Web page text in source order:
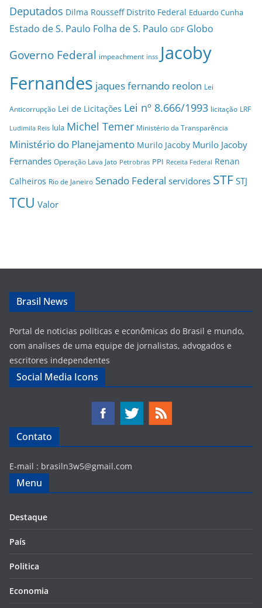
Deputados Dilma Rousseff Distrito Federal Eduardo Cunha
Estado de S. Paulo Folha de S. Paulo GDF Globo
Governo Federal impeachment inss Jacoby
Fernandes jaques fernando reolon Lei
Anticorrupção Lei de Licitações Lei nº 8.666/1993 licitação LRF
Ludimila Reis lula Michel Temer Ministério da Transparência
Ministério do Planejamento Murilo Jacoby Murilo Jacoby
Fernandes Operação Lava Jato Petrobras PPI Receita Federal Renan
Calheiros Rio de Janeiro Senado Federal servidores STF STJ
TCU Valor
Brasil News
Portal de noticias politicas e econômicas do Brasil e mundo,
com analises de uma equipe de jornalistas, advogados e
escritores independentes
Social Media Icons
Contato
E-mail : brasiln3w5@gmail.com
Menu
Destaque
País
Politica
Economia